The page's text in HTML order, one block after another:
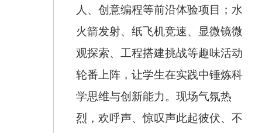
人、创意编程等前沿体验项目；水
火箭发射、纸飞机竞速、显微镜微
观探索、工程搭建挑战等趣味活动
轮番上阵，让学生在实践中锤炼科
学思维与创新能力。现场气氛热
烈，欢呼声、惊叹声此起彼伏、不